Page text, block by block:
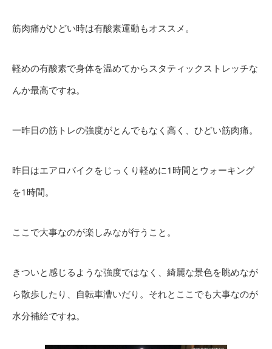
筋肉痛がひどい時は有酸素運動もオススメ。
軽めの有酸素で身体を温めてからスタティックストレッチな
んか最高ですね。
一昨日の筋トレの強度がとんでもなく高く、ひどい筋肉痛。
昨日はエアロバイクをじっくり軽めに1時間とウォーキング
を1時間。
ここで大事なのが楽しみなが行うこと。
きついと感じるような強度ではなく、綺麗な景色を眺めなが
ら散歩したり、自転車漕いだり。それとここでも大事なのが
水分補給ですね。